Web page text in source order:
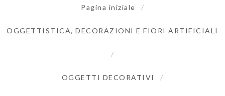
Pagina iniziale /
OGGETTISTICA, DECORAZIONI E FIORI ARTIFICIALI
/
OGGETTI DECORATIVI /